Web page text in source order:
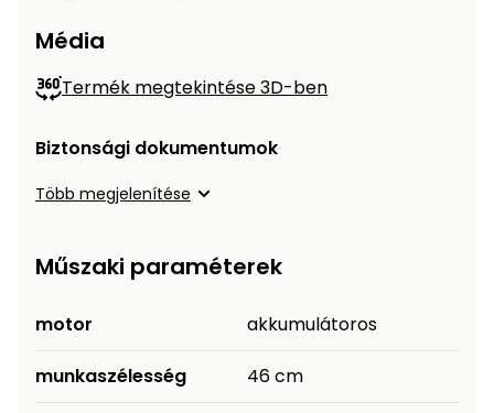
Média
Termék megtekintése 3D-ben
Biztonsági dokumentumok
Több megjelenítése
Műszaki paraméterek
motor akkumulátoros
munkaszélesség 46 cm